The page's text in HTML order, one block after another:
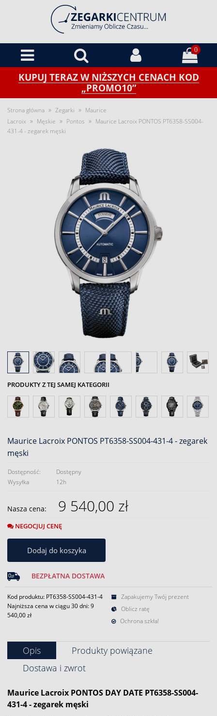
0
KUPUJ TERAZ W NIŻSZYCH CENACH KOD
„PROMO10”
Strona główna » Zegarki » Maurice
Lacroix » Męskie » Pontos » Maurice Lacroix PONTOS PT6358-SS004-
431-4 - zegarek męski
PRODUKTY Z TEJ SAMEJ KATEGORII
Maurice Lacroix PONTOS PT6358-SS004-431-4 - zegarek
męski
Dostępność:
Dostępny
Wysyłka
12h
Nasza cena: 9 540,00 zł
NEGOCJUJ CENĘ
Dodaj do koszyka
BEZPŁATNA DOSTAWA
Kod produktu: PT6358-SS004-431-4
Najniższa cena w ciągu 30 dni:9
540,00 zł
Zapakujemy Twój prezent
Oblicz ratę
Ochrona szkła!
Opis
Produkty powiązane
Dostawa i zwrot
Maurice Lacroix PONTOS DAY DATE PT6358-SS004-
431-4- zegarek męski